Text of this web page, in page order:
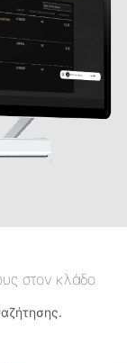
στον κλάδο